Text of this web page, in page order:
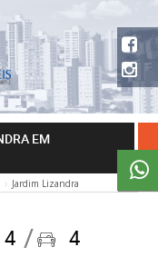
EM
Jardim Lizandra
4 4